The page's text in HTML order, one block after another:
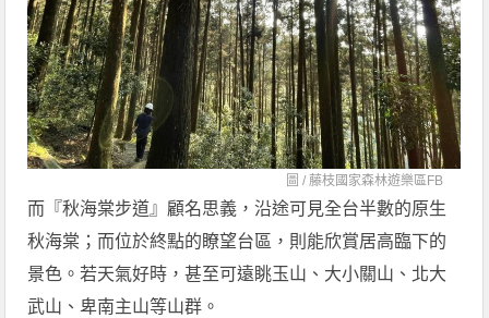
圖 /藤枝國家森林遊樂區FB
而『秋海棠步道』顧名思義，沿途可見全台半數的原生
秋海棠；而位於終點的瞭望台區，則能欣賞居高臨下的
景色。若天氣好時，甚至可遠眺玉山、大小關山、北大
武山、卑南主山等山群。